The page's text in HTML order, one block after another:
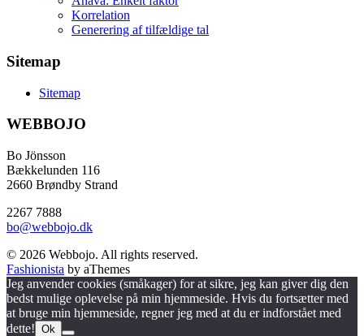
Korrelation
Generering af tilfældige tal
Sitemap
Sitemap
WEBBOJO
Bo Jönsson
Bækkelunden 116
2660 Brøndby Strand
2267 7888
bo@webbojo.dk
© 2026 Webbojo. All rights reserved.
Fashionista by aThemes
Jeg anvender cookies (småkager) for at sikre, jeg kan giver dig den
bedst mulige oplevelse på min hjemmeside. Hvis du fortsætter med
at bruge min hjemmeside, regner jeg med at du er indforstået med
dette! Ok